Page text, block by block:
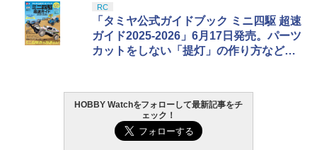
RC
「タミヤ公式ガイドブック ミニ四駆 超速
ガイド2025-2026」6月17日発売。パーツ
カットをしない「提灯」の作り方などを
HOBBY Watchをフォローして最新記事をチ
ェック！